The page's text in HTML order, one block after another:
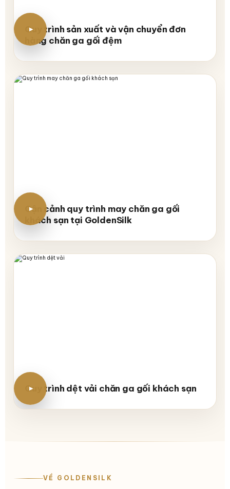
Quy trình sản xuất và vận chuyển đơn
hàng chăn ga gối đệm
Cận cảnh quy trình may chăn ga gối
khách sạn tại GoldenSilk
Quy trình dệt vải chăn ga gối khách sạn
VỀ GOLDENSILK